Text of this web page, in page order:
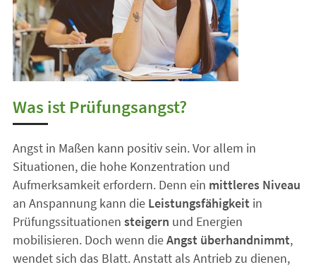
Was ist Prüfungsangst?
Angst in Maßen kann positiv sein. Vor allem in
Situationen, die hohe Konzentration und
Aufmerksamkeit erfordern. Denn ein mittleres Niveau
an Anspannung kann die Leistungsfähigkeit in
Prüfungssituationen steigern und Energien
mobilisieren. Doch wenn dieAngst überhandnimmt,
wendet sich das Blatt. Anstatt als Antrieb zu dienen,